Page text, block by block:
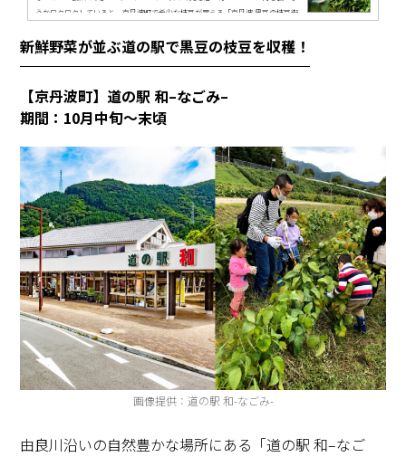
うかワクワクしていると、京丹波町で希少な枝豆が買える「京丹波 黒豆の枝豆街
豆？（出典：（一社）京丹波町観光協会）身近な食材として親しまれている枝
新鮮野菜が並ぶ道の駅で黒豆の枝豆を収穫！
【京丹波町】道の駅 和–なごみ–
期間：10月中旬～末頃
画像提供：道の駅 和-なごみ-
由良川沿いの自然豊かな場所にある「道の駅 和–なご